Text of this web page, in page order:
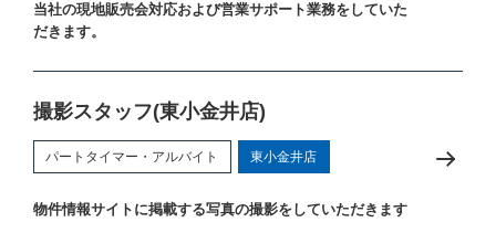
当社の現地販売会対応および営業サポート業務をしていた
だきます。
撮影スタッフ(東小金井店)
パートタイマー・アルバイト 東小金井店
物件情報サイトに掲載する写真の撮影をしていただきます